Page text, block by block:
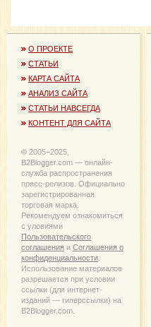
О ПРОЕКТЕ
СТАТЬИ
КАРТА САЙТА
АНАЛИЗ САЙТА
СТАТЬИ НАВСЕГДА
КОНТЕНТ ДЛЯ САЙТА
© 2005−2025,
B2Blogger.com — онлайн-
служба распространения
пресс-релизов. Официально
зарегистрированная
торговая марка.
Рекомендуем ознакомиться
с уловиями
Пользовательского
соглашения и Соглашения о
конфиденциальности
Использование материалов
разрешается при условии
ссылки (для интернет-
изданий — гиперссылки) на
B2Blogger.com.